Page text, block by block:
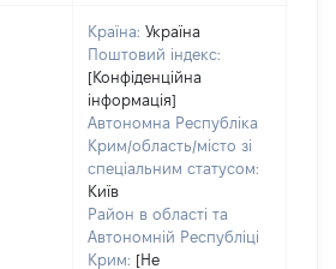
Країна: Україна
Поштовий індекс:
[Конфіденційна
інформація]
Автономна Республіка
Крим/область/місто зі
спеціальним статусом:
Київ
Район в області та
Автономній Республіці
Крим: [Не